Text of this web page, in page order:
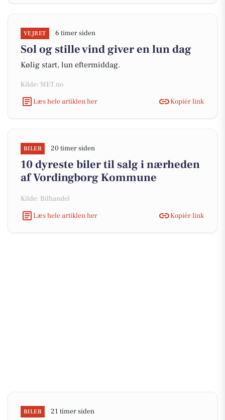
VEJRET 6 timer siden
Sol og stille vind giver en lun dag
Kølig start, lun eftermiddag.
Kilde: MET.no
Læs hele artiklen her
Kopiér link
BILER 20 timer siden
10 dyreste biler til salg i nærheden
af Vordingborg Kommune
Kilde: Bilhandel
Læs hele artiklen her
Kopiér link
BILER 21 timer siden